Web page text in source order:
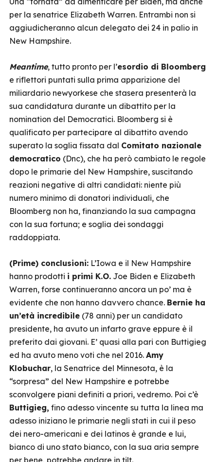
per la senatrice Elizabeth Warren. Entrambi non si
aggiudicheranno alcun delegato dei 24 in palio in
New Hampshire.
Meantime, tutto pronto per l’esordio di Bloomberg
e riflettori puntati sulla prima apparizione del
miliardario newyorkese che stasera presenterà la
sua candidatura durante un dibattito per la
nomination del Democratici. Bloomberg si è
qualificato per partecipare al dibattito avendo
superato la soglia fissata dal Comitato nazionale
democratico (Dnc), che ha però cambiato le regole
dopo le primarie del New Hampshire, suscitando
reazioni negative di altri candidati: niente più
numero minimo di donatori individuali, che
Bloomberg non ha, finanziando la sua campagna
con la sua fortuna; e soglia dei sondaggi
raddoppiata.
(Prime) conclusioni: L’Iowa e il New Hampshire
hanno prodotti i primi K.O. Joe Biden e Elizabeth
Warren, forse continueranno ancora un po’ ma è
evidente che non hanno davvero chance. Bernie ha
un’età incredibile (78 anni) per un candidato
presidente, ha avuto un infarto grave eppure è il
preferito dai giovani. E’ quasi alla pari con Buttigieg
ed ha avuto meno voti che nel 2016. Amy
Klobuchar, la Senatrice del Minnesota, è la
“sorpresa” del New Hampshire e potrebbe
sconvolgere piani definiti a priori, vedremo. Poi c’è
Buttigieg, fino adesso vincente su tutta la linea ma
adesso iniziano le primarie negli stati in cui il peso
dei nero-americani e dei latinos è grande e lui,
bianco di uno stato bianco, con la sua aria sempre
per bene, potrebbe andare in tilt.